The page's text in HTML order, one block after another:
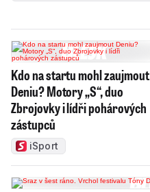
Kdo na startu mohl zaujmout
Deniu? Motory „S“, duo
Zbrojovky i lídři pohárových
zástupců
iSport